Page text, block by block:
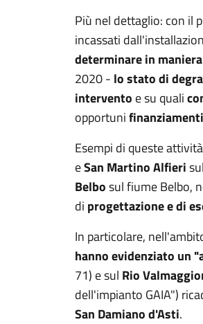
Più nel dettaglio: con il
incassati
determinare in
2020 - lo stato di
intervento e su quali
opportunifinanziamenti
Esempi di queste
eSan Martino Alfieri
Belbosul fiume Belbo,
di progettazione e di
In particolare,
hanno evidenziato un
71) e sul Rio
dell'impianto GAIA")
San Damiano d'Asti.